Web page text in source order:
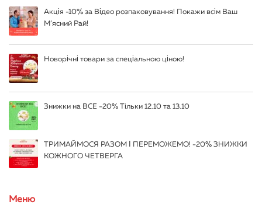
Акція -10% за Відео розпаковування! Покажи всім Ваш
М’ясний Рай!
Новорічні товари за спеціальною ціною!
Знижки на ВСЕ -20% Тільки 12.10 та 13.10
ТРИМАЙМОСЯ РАЗОМ І ПЕРЕМОЖЕМО! -20% ЗНИЖКИ
КОЖНОГО ЧЕТВЕРГА
Меню